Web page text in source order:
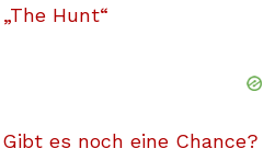
Hunt“
es noch eine Chance?